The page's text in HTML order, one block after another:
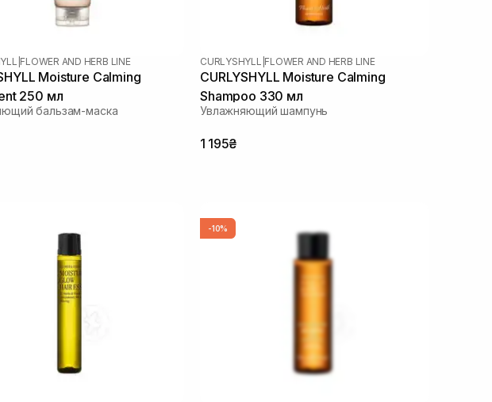
FLOWER AND HERB LINE
Moisture Calming
250 мл
бальзам-маска
CURLYSHYLL FLOWER AND HERB LINE
CURLYSHYLL Moisture Calming
Shampoo 330 мл
Увлажняющий шампунь
1 195₴
-10%